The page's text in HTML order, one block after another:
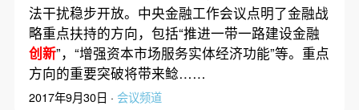
法干扰稳步开放。中央金融工作会议点明了金融战
略重点扶持的方向，包括“推进一带一路建设金融
创新”，“增强资本市场服务实体经济功能”等。重点
方向的重要突破将带来鲶……
2017年9月30日 · 会议频道